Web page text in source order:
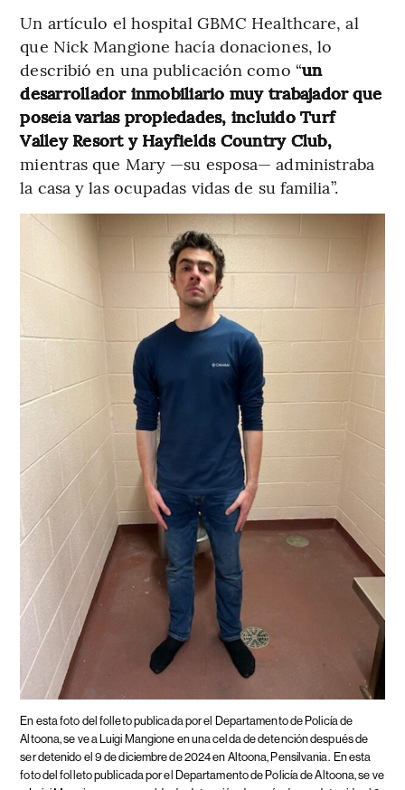
Un artículo el hospital GBMC Healthcare, al
que Nick Mangione hacía donaciones, lo
describió en una publicación como “un
desarrollador inmobiliario muy trabajador que
poseía varias propiedades, incluido Turf
Valley Resort y Hayfields Country Club,
mientras que Mary —su esposa— administraba
la casa y las ocupadas vidas de su familia”.
En esta foto del folleto publicada por el Departamento de Policía de
Altoona, se ve a Luigi Mangione en una celda de detención después de
ser detenido el 9 de diciembre de 2024 en Altoona, Pensilvania. En esta
foto del folleto publicada por el Departamento de Policía de Altoona, se ve